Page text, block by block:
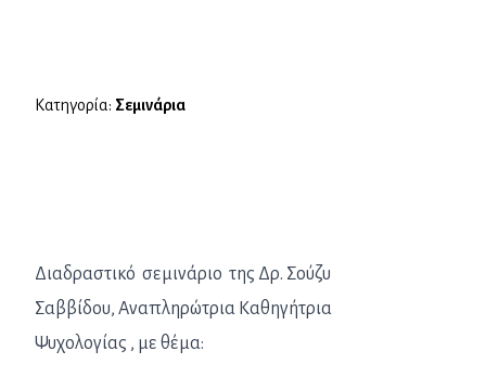
Διαδραστικό σεμινάριο της Δρ. Σούζυ
Σαββίδου, Αναπληρώτρια Καθηγήτρια
Ψυχολογίας , με θέμα:
Κατηγορία: Σεμινάρια